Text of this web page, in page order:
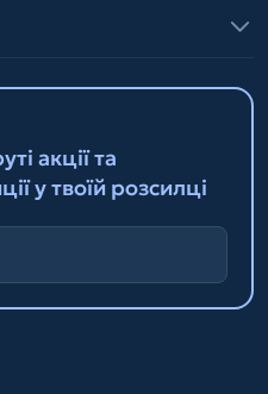
акції та
у твоїй розсилці